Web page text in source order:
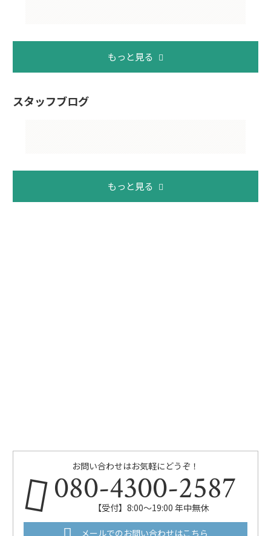
もっと見る
スタッフブログ
もっと見る
お問い合わせはお気軽にどうぞ！
080-4300-2587
【受付】8:00～19:00 年中無休
メールでのお問い合わせはこちら